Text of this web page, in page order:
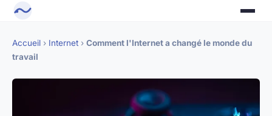
Accueil › Internet › Comment l'Internet a changé le monde du
travail